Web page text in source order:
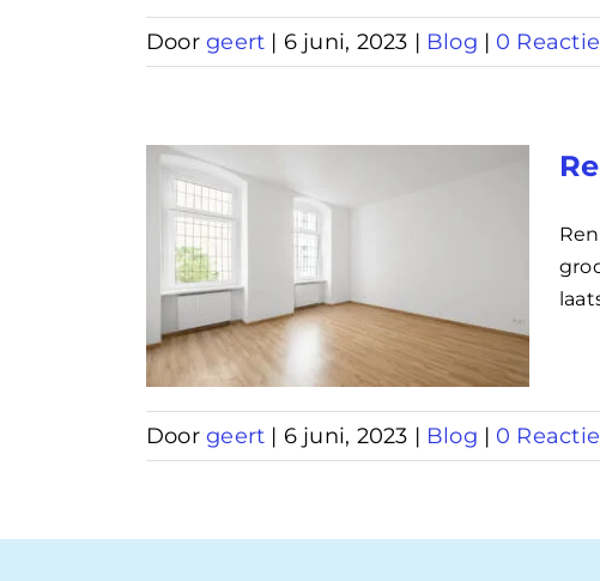
Doorgeert | 6 juni, 2023 | Blog | 0
Doorgeert | 6 juni, 2023 | Blog | 0